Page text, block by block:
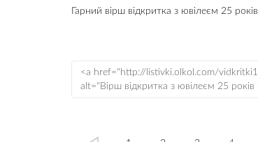
Гарний вірш відкритка з ювілеєм 25 років